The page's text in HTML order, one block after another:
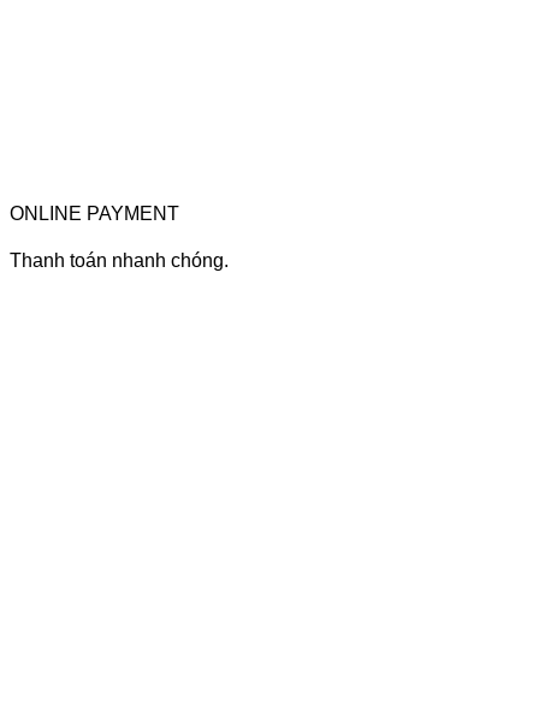
ONLINE PAYMENT
Thanh toán nhanh chóng.